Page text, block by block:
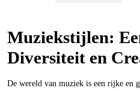
Muziekstijlen:
Diversiteit en
De wereld van muziek is een rijke en